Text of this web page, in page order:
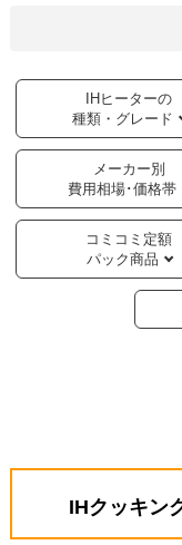
IHヒーターの
種類・グレード
メーカー別
費用相場･価格帯
コミコミ定額
パック商品
IHクッキン